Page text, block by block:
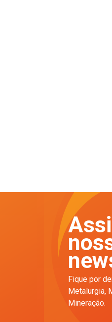
Fique por
Metalurgia,
Mineração.